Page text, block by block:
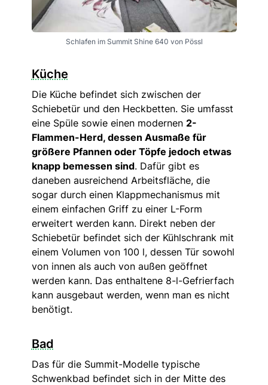
Schlafen im Summit Shine 640 von Pössl
Küche
Die Küche befindet sich zwischen der
Schiebetür und den Heckbetten. Sie umfasst
eine Spüle sowie einen modernen 2-
Flammen-Herd, dessen Ausmaße für
größere Pfannen oder Töpfe jedoch etwas
knapp bemessen sind. Dafür gibt es
daneben ausreichend Arbeitsfläche, die
sogar durch einen Klappmechanismus mit
einem einfachen Griff zu einer L-Form
erweitert werden kann. Direkt neben der
Schiebetür befindet sich der Kühlschrank mit
einem Volumen von 100 l, dessen Tür sowohl
von innen als auch von außen geöffnet
werden kann. Das enthaltene 8-l-Gefrierfach
kann ausgebaut werden, wenn man es nicht
benötigt.
Bad
Das für die Summit-Modelle typische
Schwenkbad befindet sich in der Mitte des